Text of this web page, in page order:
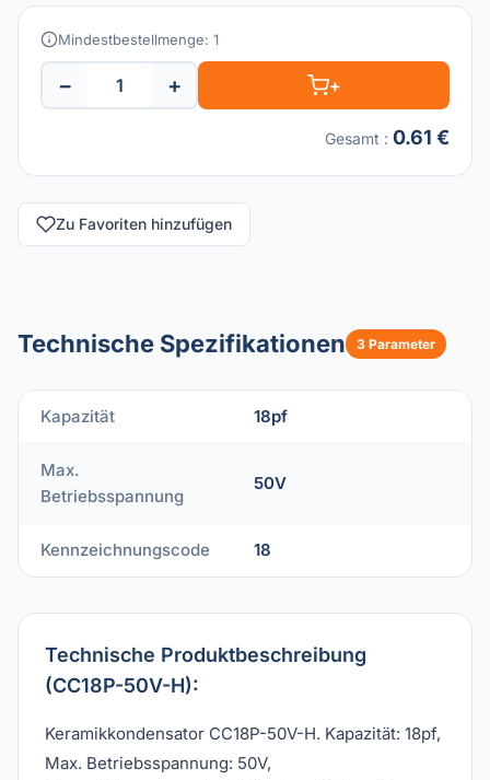
Mindestbestellmenge: 1
− + +
Gesamt : 0.61 €
Zu Favoriten hinzufügen
Technische Spezifikationen 3 Parameter
Kapazität 18pf
Max.
Betriebsspannung
50V
Kennzeichnungscode 18
Technische Produktbeschreibung
(CC18P-50V-H):
Keramikkondensator CC18P-50V-H. Kapazität: 18pf,
Max. Betriebsspannung: 50V,